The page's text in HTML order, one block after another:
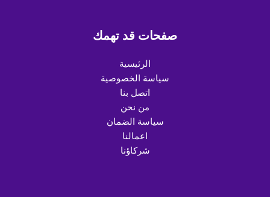
صفحات قد تهمك
الرئيسية
سياسة الخصوصية
اتصل بنا
من نحن
سياسة الضمان
اعمالنا
شركاؤنا